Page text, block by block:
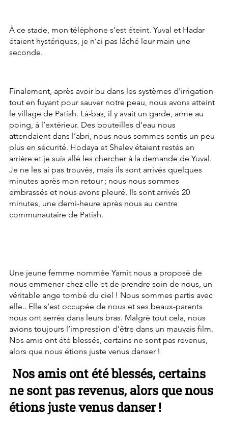
À ce stade, mon téléphone s’est éteint. Yuval et Hadar
étaient hystériques, je n’ai pas lâché leur main une
seconde.
Finalement, après avoir bu dans les systèmes d’irrigation
tout en fuyant pour sauver notre peau, nous avons atteint
le village de Patish. Là-bas, il y avait un garde, arme au
poing, à l’extérieur. Des bouteilles d’eau nous
attendaient dans l’abri, nous nous sommes sentis un peu
plus en sécurité. Hodaya et Shalev étaient restés en
arrière et je suis allé les chercher à la demande de Yuval.
Je ne les ai pas trouvés, mais ils sont arrivés quelques
minutes après mon retour ; nous nous sommes
embrassés et nous avons pleuré. Ils sont arrivés 20
minutes, une demi-heure après nous au centre
communautaire de Patish.
Une jeune femme nommée Yamit nous a proposé de
nous emmener chez elle et de prendre soin de nous, un
véritable ange tombé du ciel ! Nous sommes partis avec
elle.. Elle s’est occupée de nous et ses beaux-parents
nous ont serrés dans leurs bras. Malgré tout cela, nous
avions toujours l’impression d’être dans un mauvais film.
Nos amis ont été blessés, certains ne sont pas revenus,
alors que nous étions juste venus danser !
ne sont pas revenus, alors que nous
étions juste venus danser !